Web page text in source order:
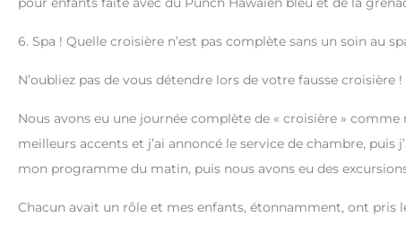
6. Spa ! Quelle croisière n’est pas complète sans un soin au
N’oubliez pas de vous détendre lors de votre fausse croisière !
Nous avons eu une journée complète de « croisière » comme
meilleurs accents et j’ai annoncé le service de chambre, puis
mon programme du matin, puis nous avons eu des
Chacun avait un rôle et mes enfants, étonnamment, ont pris